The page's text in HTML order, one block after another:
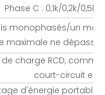
Phase C : 0,1k/0,2k/
monophasés/un
maximale ne
de charge RCD,
court-circuit en
d'énergie